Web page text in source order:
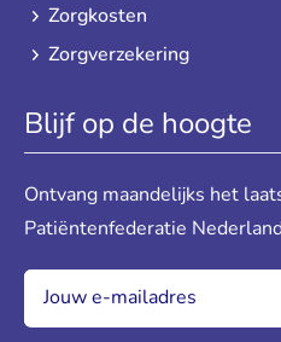
Zorgkosten
Zorgverzekering
Blijf op de hoogte
Ontvang maandelijks het
Patiëntenfederatie
E-mail: